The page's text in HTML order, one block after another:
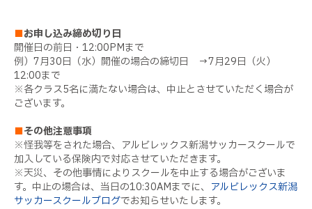
■お申し込み締め切り日
開催日の前日・12:00PMまで
例）7月30日（水）開催の場合の締切日 → 7月29日（火）
12:00まで
※各クラス5名に満たない場合は、中止とさせていただく場合が
ございます。
■その他注意事項
※怪我等をされた場合、アルビレックス新潟サッカースクールで
加入している保険内で対応させていただきます。
※天災、その他事情によりスクールを中止する場合がございま
す。中止の場合は、当日の10:30AMまでに、 アルビレックス新潟
サッカースクールブログでお知らせいたします。